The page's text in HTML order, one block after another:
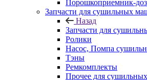
Порошкоприемник-
Запчасти для сушильных
Назад
Запчасти для
Ролики
Насос, Помпа
Тэны
Ремкомплекты
Прочее для